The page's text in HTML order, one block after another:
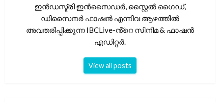
ഇൻഡസ്ട്രി ഇൻസൈഡർ, സ്റ്റൈൽ ഗൈഡ്,
ഡിസൈനർ ഫാഷൻ എന്നിവ ആഴത്തിൽ
അവതരിപ്പിക്കുന്ന IBCLive-ൻ്റെ സിനിമ & ഫാഷൻ
എഡിറ്റർ.
View all posts